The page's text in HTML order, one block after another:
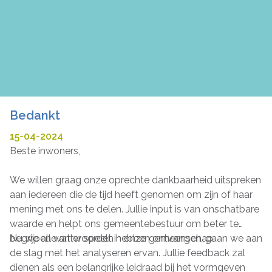
Bedankt
15-04-2024
Beste inwoners,
We willen graag onze oprechte dankbaarheid uitspreken
aan iedereen die de tijd heeft genomen om zijn of haar
mening met ons te delen. Jullie input is van onschatbare
waarde en helpt ons gemeentebestuur om beter te
begrijpen wat er speelt in onze gemeenschap.
Nu we alle antwoorden hebben ontvangen, gaan we aan
de slag met het analyseren ervan. Jullie feedback zal
dienen als een belangrijke leidraad bij het vormgeven